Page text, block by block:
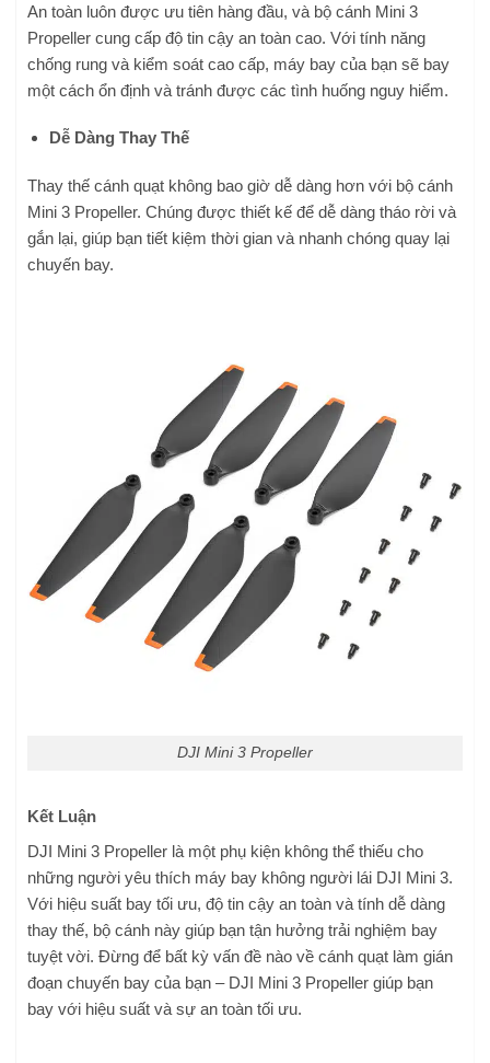
An toàn luôn được ưu tiên hàng đầu, và bộ cánh Mini 3
Propeller cung cấp độ tin cậy an toàn cao. Với tính năng
chống rung và kiểm soát cao cấp, máy bay của bạn sẽ bay
một cách ổn định và tránh được các tình huống nguy hiểm.
Dễ Dàng Thay Thế
Thay thế cánh quạt không bao giờ dễ dàng hơn với bộ cánh
Mini 3 Propeller. Chúng được thiết kế để dễ dàng tháo rời và
gắn lại, giúp bạn tiết kiệm thời gian và nhanh chóng quay lại
chuyến bay.
DJI Mini 3 Propeller
Kết Luận
DJI Mini 3 Propeller là một phụ kiện không thể thiếu cho
những người yêu thích máy bay không người lái DJI Mini 3.
Với hiệu suất bay tối ưu, độ tin cậy an toàn và tính dễ dàng
thay thế, bộ cánh này giúp bạn tận hưởng trải nghiệm bay
tuyệt vời. Đừng để bất kỳ vấn đề nào về cánh quạt làm gián
đoạn chuyến bay của bạn – DJI Mini 3 Propeller giúp bạn
bay với hiệu suất và sự an toàn tối ưu.